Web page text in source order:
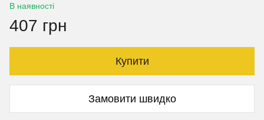
В наявності
407 грн
Купити
Замовити швидко